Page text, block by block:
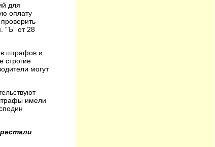
для
оплату
“Ъ” от 28
штрафов и
строгие
могут
имели